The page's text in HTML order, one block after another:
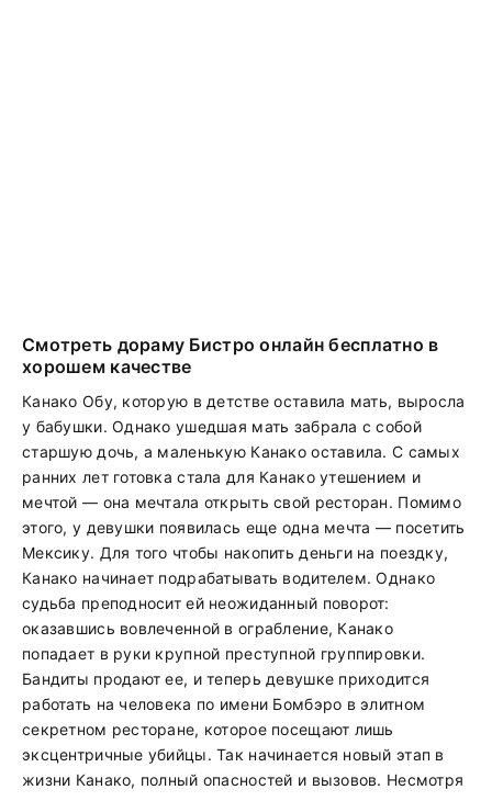
Смотреть дораму Бистро онлайн бесплатно в
хорошем качестве
Канако Обу, которую в детстве оставила мать, выросла
у бабушки. Однако ушедшая мать забрала с собой
старшую дочь, а маленькую Канако оставила. С самых
ранних лет готовка стала для Канако утешением и
мечтой — она мечтала открыть свой ресторан. Помимо
этого, у девушки появилась еще одна мечта — посетить
Мексику. Для того чтобы накопить деньги на поездку,
Канако начинает подрабатывать водителем. Однако
судьба преподносит ей неожиданный поворот:
оказавшись вовлеченной в ограбление, Канако
попадает в руки крупной преступной группировки.
Бандиты продают ее, и теперь девушке приходится
работать на человека по имени Бомбэро в элитном
секретном ресторане, которое посещают лишь
эксцентричные убийцы. Так начинается новый этап в
жизни Канако, полный опасностей и вызовов. Несмотря